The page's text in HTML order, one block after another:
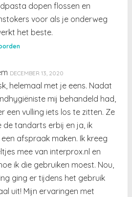
dopen flossen en
voor als je onderweg
het beste.
DECEMBER 13, 2020
helemaal met je eens. Nadat
mij behandeld had,
een vulling iets los te zitten. Ze
de tandarts erbij en ja, ik
afspraak maken. Ik kreeg
mee van interprox.nl en
ik die gebruiken moest. Nou,
ging er tijdens het gebruik
uit! Mijn ervaringen met